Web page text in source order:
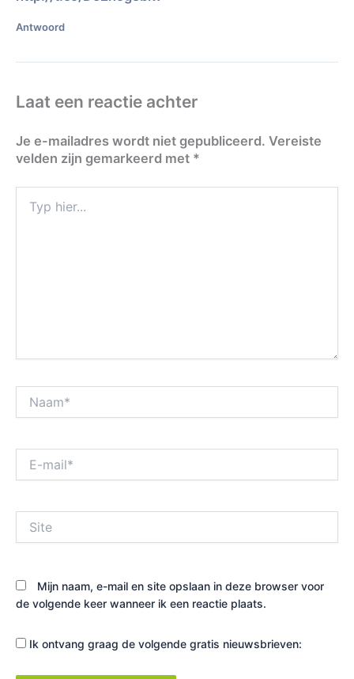
Antwoord
Laat een reactie achter
Je e-mailadres wordt niet gepubliceerd. Vereiste
velden zijn gemarkeerd met *
hier...
mail*
Mijn naam, e-mail en site opslaan in deze browser voor
de volgende keer wanneer ik een reactie plaats.
Ik ontvang graag de volgende gratis nieuwsbrieven: